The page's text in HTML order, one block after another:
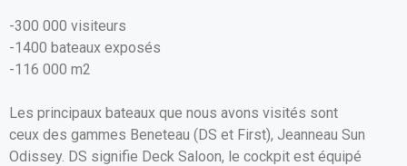
-300 000 visiteurs
-1400 bateaux exposés
-116 000 m2
Les principaux bateaux que nous avons visités sont
ceux des gammes Beneteau (DS et First), Jeanneau Sun
Odissey. DS signifie Deck Saloon, le cockpit est équipé